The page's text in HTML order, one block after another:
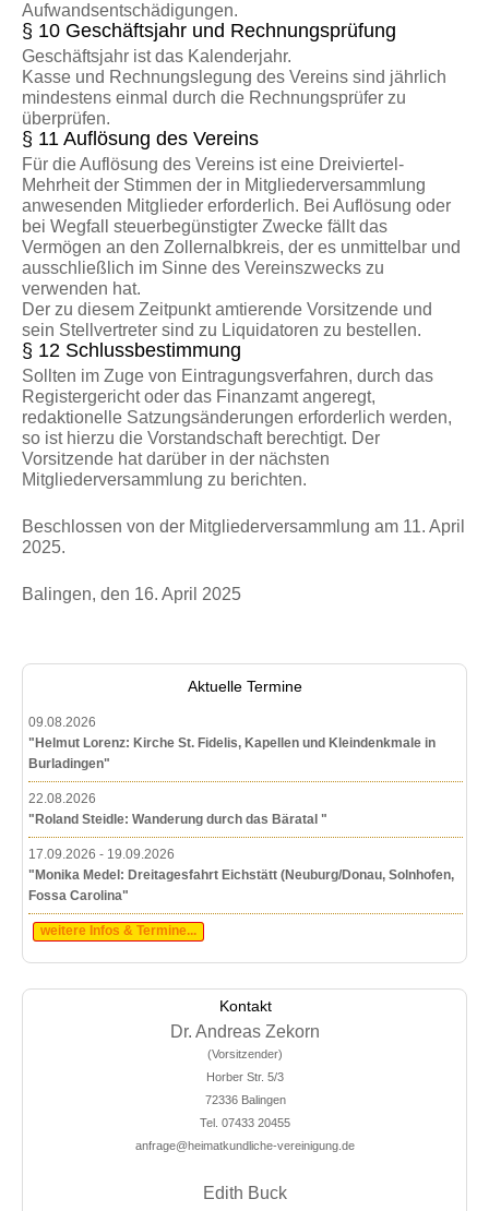
Aufwandsentschädigungen.
§ 10 Geschäftsjahr und Rechnungsprüfung
Geschäftsjahr ist das Kalenderjahr.
Kasse und Rechnungslegung des Vereins sind jährlich
mindestens einmal durch die Rechnungsprüfer zu
überprüfen.
§ 11 Auflösung des Vereins
Für die Auflösung des Vereins ist eine Dreiviertel-
Mehrheit der Stimmen der in Mitgliederversammlung
anwesenden Mitglieder erforderlich. Bei Auflösung oder
bei Wegfall steuerbegünstigter Zwecke fällt das
Vermögen an den Zollernalbkreis, der es unmittelbar und
ausschließlich im Sinne des Vereinszwecks zu
verwenden hat.
Der zu diesem Zeitpunkt amtierende Vorsitzende und
sein Stellvertreter sind zu Liquidatoren zu bestellen.
§ 12 Schlussbestimmung
Sollten im Zuge von Eintragungsverfahren, durch das
Registergericht oder das Finanzamt angeregt,
redaktionelle Satzungsänderungen erforderlich werden,
so ist hierzu die Vorstandschaft berechtigt. Der
Vorsitzende hat darüber in der nächsten
Mitgliederversammlung zu berichten.
Beschlossen von der Mitgliederversammlung am 11. April
2025.
Balingen, den 16. April 2025
Aktuelle Termine
09.08.2026
"Helmut Lorenz: Kirche St. Fidelis, Kapellen und Kleindenkmale in
Burladingen"
22.08.2026
"Roland Steidle: Wanderung durch das Bäratal "
17.09.2026 - 19.09.2026
"Monika Medel: Dreitagesfahrt Eichstätt (Neuburg/Donau, Solnhofen,
Fossa Carolina"
weitere Infos & Termine...
Kontakt
Dr. Andreas Zekorn
(Vorsitzender)
Horber Str. 5/3
72336 Balingen
Tel. 07433 20455
anfrage@heimatkundliche-vereinigung.de
Edith Buck